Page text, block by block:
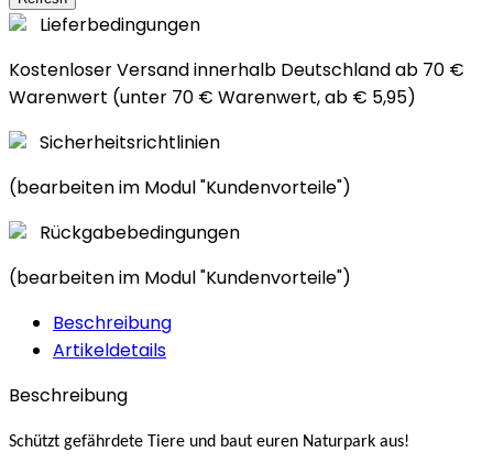
Lieferbedingungen
Kostenloser Versand innerhalb Deutschland ab 70 €
Warenwert (unter 70 € Warenwert, ab € 5,95)
Sicherheitsrichtlinien
(bearbeiten im Modul "Kundenvorteile")
Rückgabebedingungen
(bearbeiten im Modul "Kundenvorteile")
Beschreibung
Artikeldetails
Beschreibung
Schützt gefährdete Tiere und baut euren Naturpark aus!